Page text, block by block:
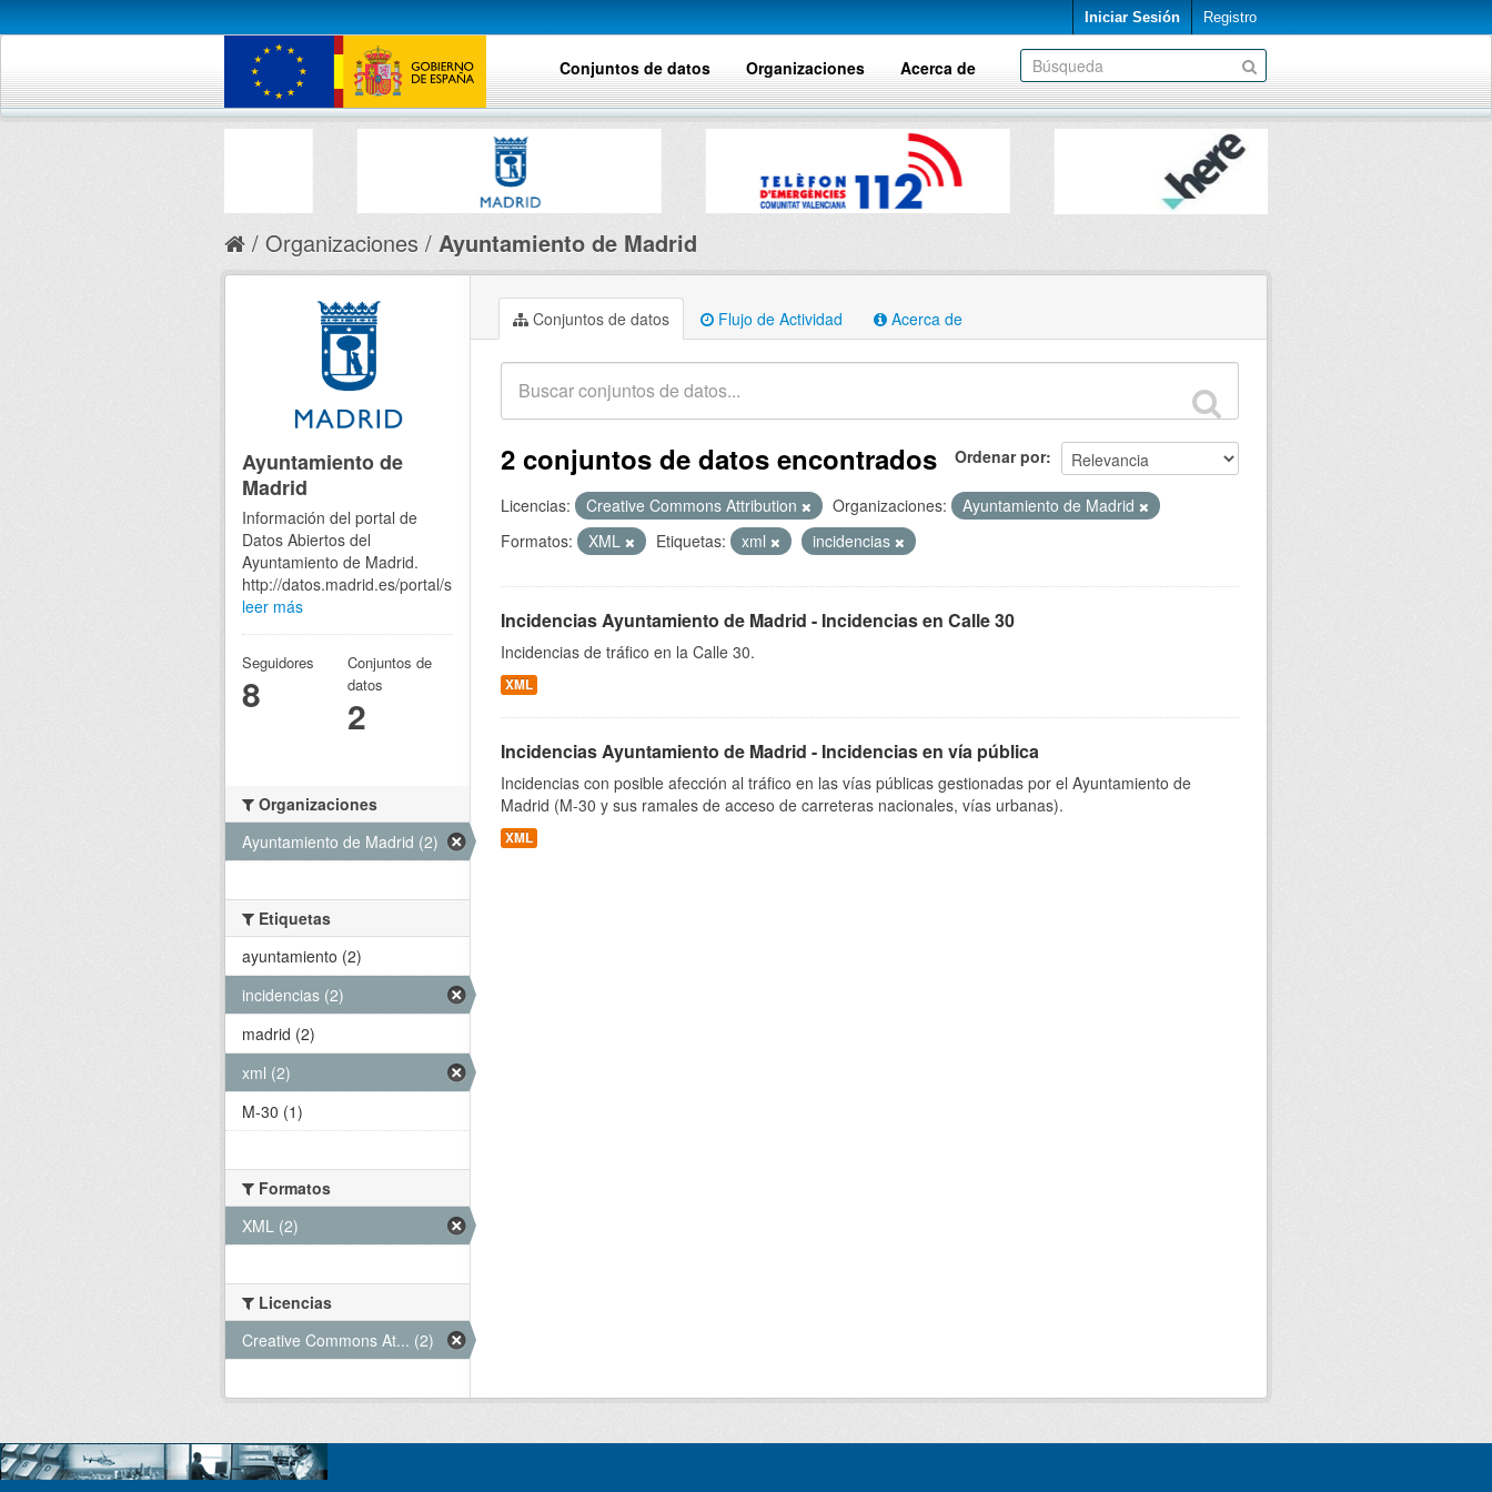
Iniciar Sesión Registro
Conjuntos de datos Organizaciones Acerca de
Organizaciones Ayuntamiento de Madrid
Conjuntos de datos Flujo de Actividad Acerca de
Ordenar por
2 conjuntos de datos encontrados
Licencias: Creative Commons Attribution Organizaciones:
Ayuntamiento de Madrid
Formatos:
XML Etiquetas: xml incidencias
Incidencias Ayuntamiento de Madrid - Incidencias en Calle 30
Incidencias de tráfico en la Calle 30.
XML
Incidencias Ayuntamiento de Madrid - Incidencias en vía pública
Incidencias con posible afección al tráfico en las vías públicas gestionadas por el Ayuntamiento de
Madrid (M-30 y sus ramales de acceso de carreteras nacionales, vías urbanas).
XML
Ayuntamiento de
Madrid
Información del portal de
Datos Abiertos del
Ayuntamiento de Madrid.
http://datos.madrid.es/portal/site/egob
leer más
Seguidores
8
Conjuntos de
datos
2
Organizaciones
Ayuntamiento de Madrid (2)
Etiquetas
ayuntamiento (2)
incidencias (2)
madrid (2)
xml (2)
M-30 (1)
Formatos
XML (2)
Licencias
Creative Commons At... (2)